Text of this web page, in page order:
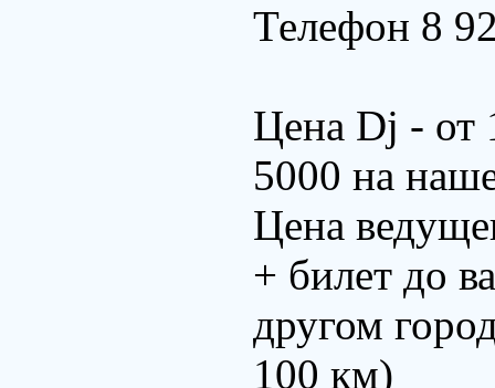
Телефон 8
Цена Dj - от
5000 на
Цена
+ билет до
другом
100 км)